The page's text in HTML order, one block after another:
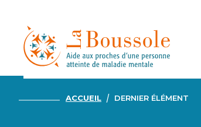
ACCUEIL DERNIER ÉLÉMENT